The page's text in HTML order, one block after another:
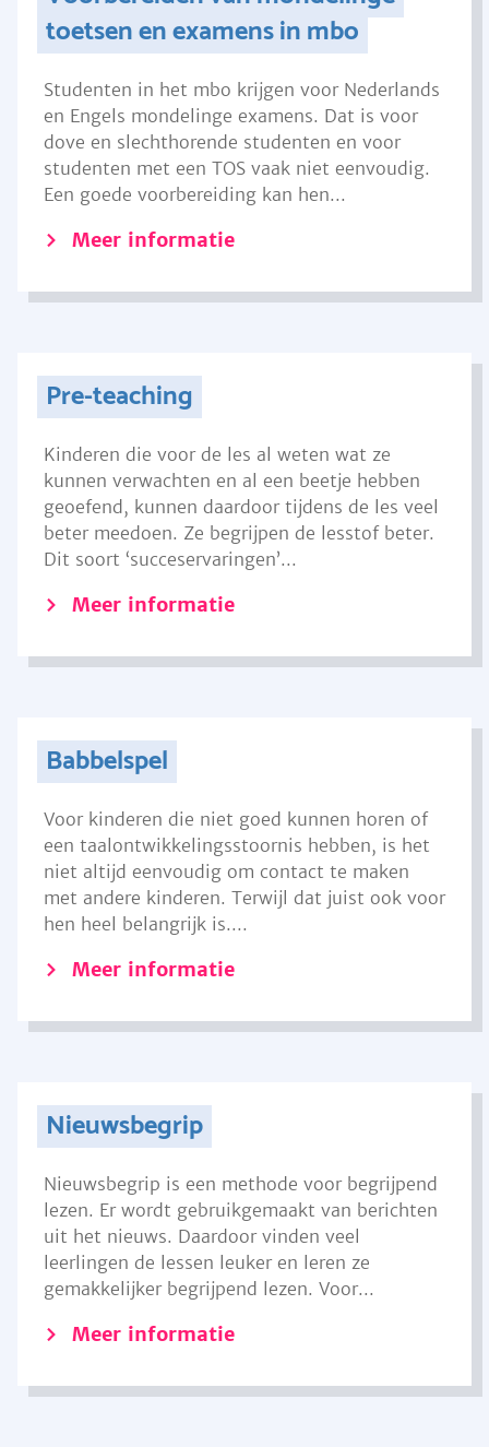
toetsen en examens in mbo
Studenten in het mbo krijgen voor Nederlands
en Engels mondelinge examens. Dat is voor
dove en slechthorende studenten en voor
studenten met een TOS vaak niet eenvoudig.
Een goede voorbereiding kan hen...
Meer informatie
Pre-teaching
Kinderen die voor de les al weten wat ze
kunnen verwachten en al een beetje hebben
geoefend, kunnen daardoor tijdens de les veel
beter meedoen. Ze begrijpen de lesstof beter.
Dit soort ‘succeservaringen’...
Meer informatie
Babbelspel
Voor kinderen die niet goed kunnen horen of
een taalontwikkelingsstoornis hebben, is het
niet altijd eenvoudig om contact te maken
met andere kinderen. Terwijl dat juist ook voor
hen heel belangrijk is....
Meer informatie
Nieuwsbegrip
Nieuwsbegrip is een methode voor begrijpend
lezen. Er wordt gebruikgemaakt van berichten
uit het nieuws. Daardoor vinden veel
leerlingen de lessen leuker en leren ze
gemakkelijker begrijpend lezen. Voor...
Meer informatie